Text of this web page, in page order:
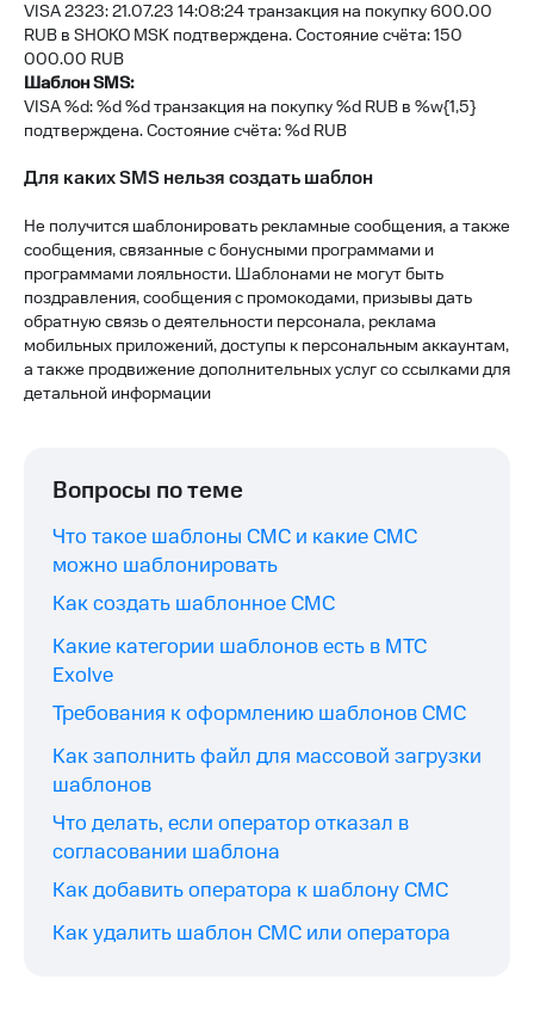
VISA 2323: 21.07.23 14:08:24 транзакция на покупку 600.00
RUB в SHOKO MSK подтверждена. Состояние счёта: 150
000.00 RUB
Шаблон SMS:
VISA %d: %d %d транзакция на покупку %d RUB в %w{1,5}
подтверждена. Состояние счёта: %d RUB
Для каких SMS нельзя создать шаблон
Не получится шаблонировать рекламные сообщения, а также
сообщения, связанные с бонусными программами и
программами лояльности. Шаблонами не могут быть
поздравления, сообщения с промокодами, призывы дать
обратную связь о деятельности персонала, реклама
мобильных приложений, доступы к персональным аккаунтам,
а также продвижение дополнительных услуг со ссылками для
детальной информации
Вопросы по теме
Что такое шаблоны СМС и какие СМС
можно шаблонировать
Как создать шаблонное СМС
Какие категории шаблонов есть в МТС
Exolve
Требования к оформлению шаблонов СМС
Как заполнить файл для массовой загрузки
шаблонов
Что делать, если оператор отказал в
согласовании шаблона
Как добавить оператора к шаблону СМС
Как удалить шаблон СМС или оператора